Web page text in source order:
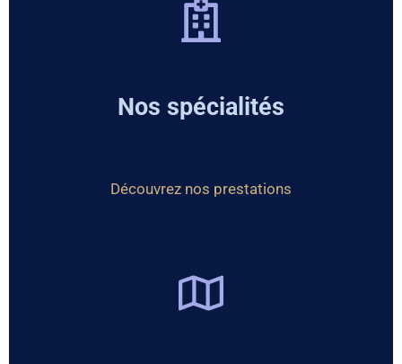
Nos spécialités
Découvrez nos prestations